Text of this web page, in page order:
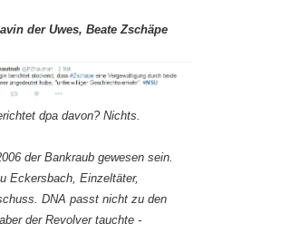
der Uwes, Beate Zschäpe
dpa davon? Nichts.
der Bankraub gewesen sein.
Eckersbach, Einzeltäter,
DNA passt nicht zu den
der Revolver tauchte -